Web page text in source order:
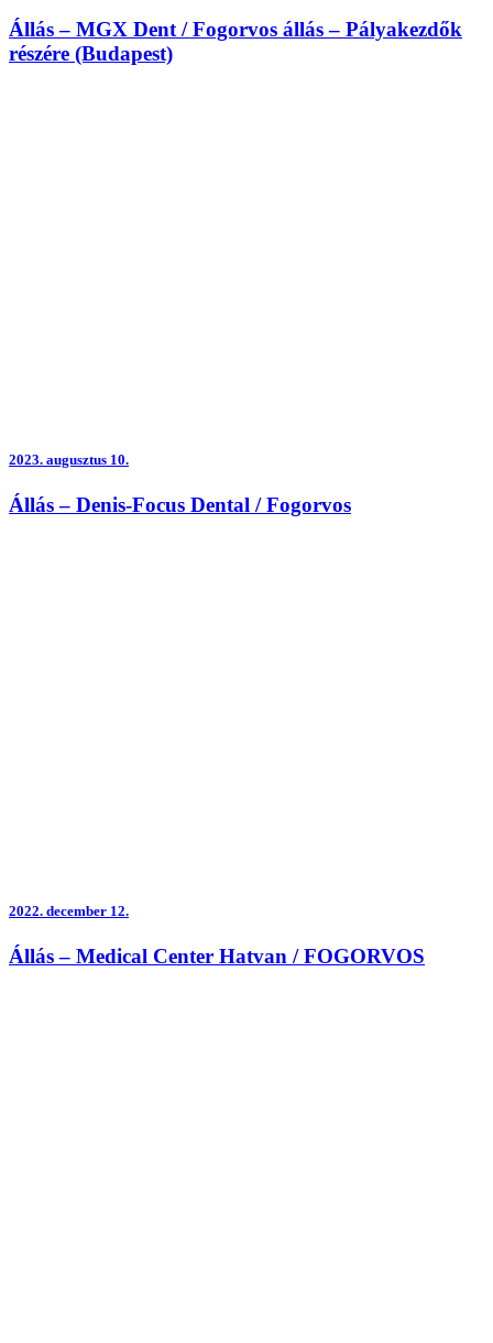
Állás – MGX Dent / Fogorvos állás – Pályakezdők
részére (Budapest)
2023. augusztus 10.
Állás – Denis-Focus Dental / Fogorvos
2022. december 12.
Állás – Medical Center Hatvan / FOGORVOS